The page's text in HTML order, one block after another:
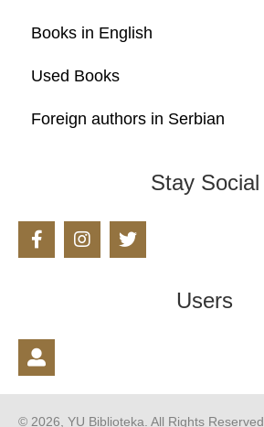
Books in English
Used Books
Foreign authors in Serbian
Stay Social
Users
© 2026, YU Biblioteka. All Rights Reserved.